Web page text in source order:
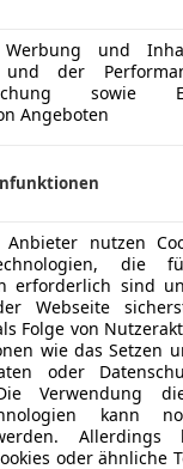
Werbung und
und der
sowie
Angeboten
nutzen
die
erforderlich sind
Webseite
Folge von
wie das Setzen
oder
Verwendung
kann
Allerdings
oder ähnliche